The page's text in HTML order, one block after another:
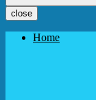
close
Home